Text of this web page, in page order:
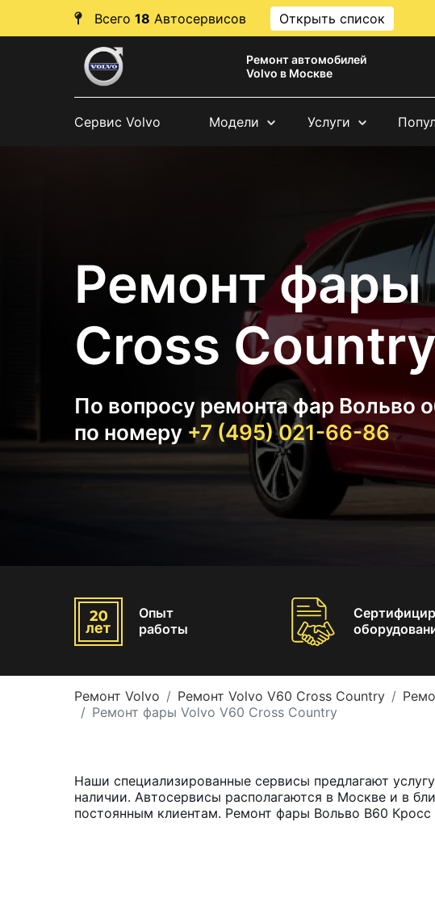
Всего 18 Автосервисов Открыть список
Ремонт автомобилей
Volvo в Москве
Сервис Volvo Модели Услуги
Ремонт фары
Cross
По вопросу ремонта фар Вольво
по номеру +7 (495) 021-66-86
Опыт
работы
Ремонт Volvo Ремонт Volvo V60 Cross Country
Ремонт фары Volvo V60 Cross Country
Наши специализированные сервисы предлагают
наличии. Автосервисы располагаются в Москве и в
постоянным клиентам. Ремонт фары Вольво В60 Кросс